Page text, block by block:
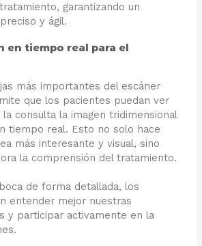
garantizando un
y ágil.
en tiempo real para el
más importantes del escáner
que los pacientes puedan ver
consulta la imagen tridimensional
tiempo real. Esto no solo hace
más interesante y visual, sino
la comprensión del tratamiento.
de forma detallada, los
entender mejor nuestras
y participar activamente en la